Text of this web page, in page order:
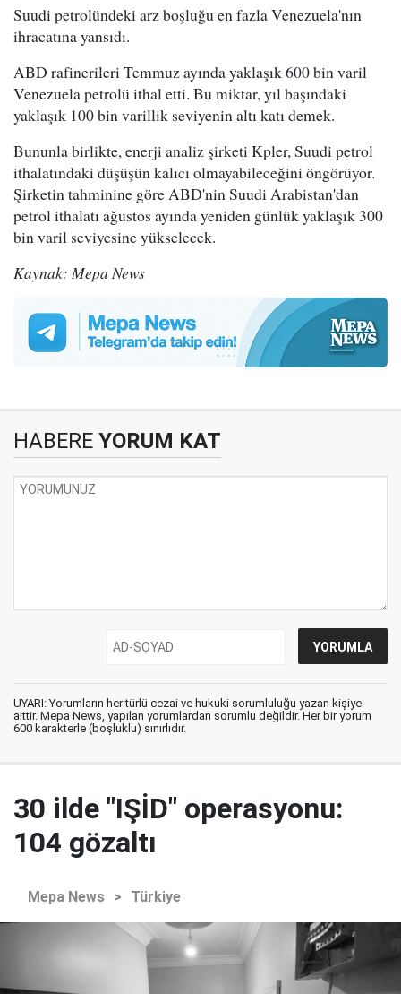
Suudi petrolündeki arz boşluğu en fazla Venezuela'nın
ihracatına yansıdı.
ABD rafinerileri Temmuz ayında yaklaşık 600 bin varil
Venezuela petrolü ithal etti. Bu miktar, yıl başındaki
yaklaşık 100 bin varillik seviyenin altı katı demek.
Bununla birlikte, enerji analiz şirketi Kpler, Suudi petrol
ithalatındaki düşüşün kalıcı olmayabileceğini öngörüyor.
Şirketin tahminine göre ABD'nin Suudi Arabistan'dan
petrol ithalatı ağustos ayında yeniden günlük yaklaşık 300
bin varil seviyesine yükselecek.
Kaynak: Mepa News
HABERE YORUM KAT
UYARI: Yorumların her türlü cezai ve hukuki sorumluluğu yazan kişiye
aittir. Mepa News, yapılan yorumlardan sorumlu değildir. Her bir yorum
600 karakterle (boşluklu) sınırlıdır.
30 ilde "IŞİD" operasyonu:
104 gözaltı
Mepa News > Türkiye